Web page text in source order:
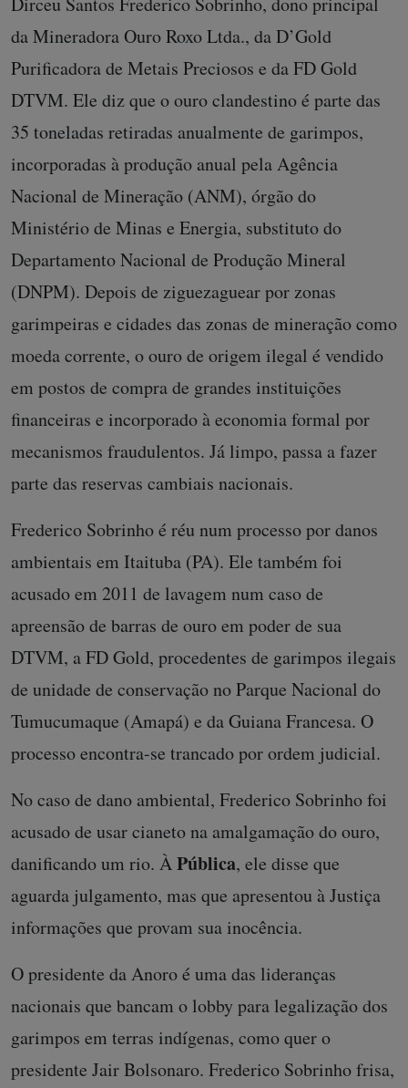
da Mineradora Ouro Roxo Ltda., da D’Gold
Purificadora de Metais Preciosos e da FD Gold
DTVM. Ele diz que o ouro clandestino é parte das
35 toneladas retiradas anualmente de garimpos,
incorporadas à produção anual pela Agência
Nacional de Mineração (ANM), órgão do
Ministério de Minas e Energia, substituto do
Departamento Nacional de Produção Mineral
(DNPM). Depois de ziguezaguear por zonas
garimpeiras e cidades das zonas de mineração como
moeda corrente, o ouro de origem ilegal é vendido
em postos de compra de grandes instituições
financeiras e incorporado à economia formal por
mecanismos fraudulentos. Já limpo, passa a fazer
parte das reservas cambiais nacionais.
Frederico Sobrinho é réu num processo por danos
ambientais em Itaituba (PA). Ele também foi
acusado em 2011 de lavagem num caso de
apreensão de barras de ouro em poder de sua
DTVM, a FD Gold, procedentes de garimpos ilegais
de unidade de conservação no Parque Nacional do
Tumucumaque (Amapá) e da Guiana Francesa. O
processo encontra-se trancado por ordem judicial.
No caso de dano ambiental, Frederico Sobrinho foi
acusado de usar cianeto na amalgamação do ouro,
danificando um rio. ÀPública, ele disse que
aguarda julgamento, mas que apresentou à Justiça
informações que provam sua inocência.
O presidente da Anoro é uma das lideranças
nacionais que bancam o lobby para legalização dos
garimpos em terras indígenas, como quer o
presidente Jair Bolsonaro. Frederico Sobrinho frisa,